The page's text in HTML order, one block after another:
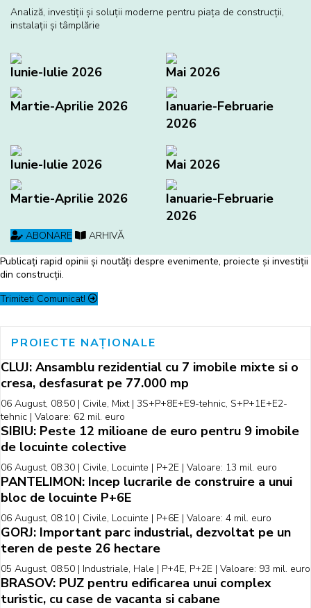
Analiză, investiţii și soluţii moderne pentru piaţa de construcţii,
instalaţii și tâmplărie
Iunie-Iulie 2026 Mai 2026
Martie-Aprilie 2026
Ianuarie-Februarie
2026
Iunie-Iulie 2026 Mai 2026
Martie-Aprilie 2026
Ianuarie-Februarie
2026
ABONARE
ARHIVĂ
Publicați rapid opinii și noutăți despre evenimente, proiecte și investiții
din construcții.
Trimiteti Comunicat!
PROIECTE NAȚIONALE
CLUJ: Ansamblu rezidential cu 7 imobile mixte si o
cresa, desfasurat pe 77.000 mp
06 August, 08:50 | Civile, Mixt | 3S+P+8E+E9-tehnic, S+P+1E+E2-
tehnic | Valoare: 62 mil. euro
SIBIU: Peste 12 milioane de euro pentru 9 imobile
de locuinte colective
06 August, 08:30 | Civile, Locuinte | P+2E | Valoare: 13 mil. euro
PANTELIMON: Incep lucrarile de construire a unui
bloc de locuinte P+6E
06 August, 08:10 | Civile, Locuinte | P+6E | Valoare: 4 mil. euro
GORJ: Important parc industrial, dezvoltat pe un
teren de peste 26 hectare
05 August, 08:50 | Industriale, Hale | P+4E, P+2E | Valoare: 93 mil. euro
BRASOV: PUZ pentru edificarea unui complex
turistic, cu case de vacanta si cabane